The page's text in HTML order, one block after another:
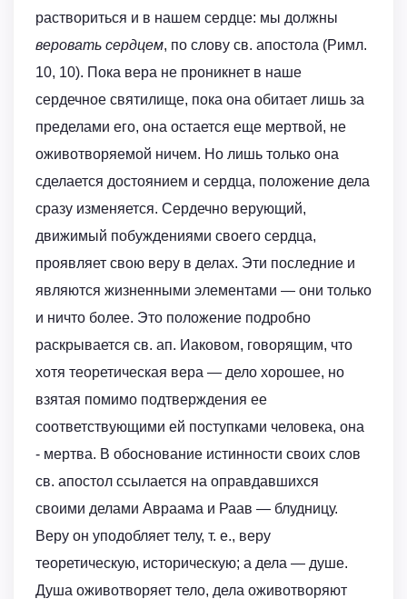
раствориться и в нашем сердце: мы должны
веровать сердцем, по слову св. апостола (Римл.
10, 10). Пока вера не проникнет в наше
сердечное святилище, пока она обитает лишь за
пределами его, она остается еще мертвой, не
оживотворяемой ничем. Но лишь только она
сделается достоянием и сердца, положение дела
сразу изменяется. Сердечно верующий,
движимый побуждениями своего сердца,
проявляет свою веру в делах. Эти последние и
являются жизненными элементами — они только
и ничто более. Это положение подробно
раскрывается св. ап. Иаковом, говорящим, что
хотя теоретическая вера — дело хорошее, но
взятая помимо подтверждения ее
соответствующими ей поступками человека, она
- мертва. В обоснование истинности своих слов
св. апостол ссылается на оправдавшихся
своими делами Авраама и Раав — блудницу.
Веру он уподобляет телу, т. е., веру
теоретическую, историческую; а дела — душе.
Душа оживотворяет тело, дела оживотворяют